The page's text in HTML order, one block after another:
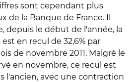
sont cependant plus
de la Banque de France. Il
depuis le début de l'année, la
en recul de 32,6% par
de novembre 2011. Malgré le
en novembre, ce recul est
l'ancien, avec une contraction